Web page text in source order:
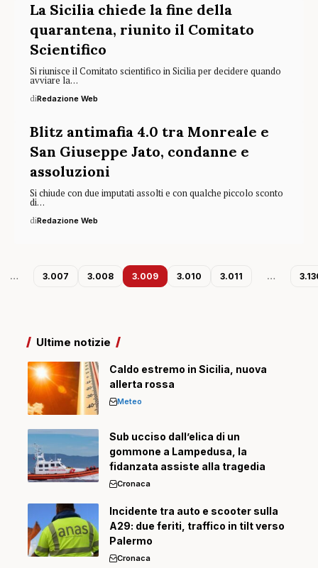
La Sicilia chiede la fine della
quarantena, riunito il Comitato
Scientifico
Si riunisce il Comitato scientifico in Sicilia per decidere quando
avviare la…
diRedazione Web
Blitz antimafia 4.0 tra Monreale e
San Giuseppe Jato, condanne e
assoluzioni
Si chiude con due imputati assolti e con qualche piccolo sconto
di…
diRedazione Web
… 3.007 3.008 3.009 3.010 3.011 …
Ultime notizie
Caldo estremo in Sicilia, nuova
allerta rossa
Meteo
Sub ucciso dall’elica di un
gommone a Lampedusa, la
fidanzata assiste alla tragedia
Cronaca
Incidente tra auto e scooter sulla
A29: due feriti, traffico in tilt verso
Palermo
Cronaca